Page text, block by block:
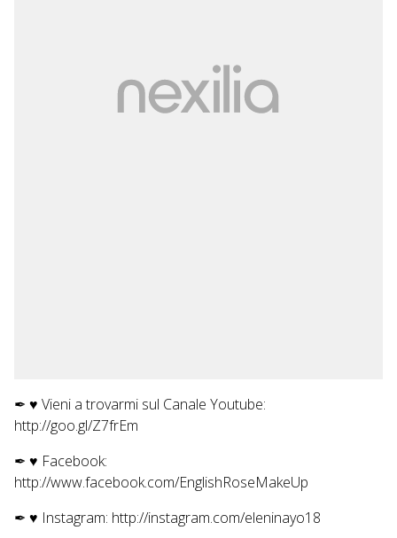
✒ ♥ Vieni a trovarmi sul Canale Youtube:
http://goo.gl/Z7frEm
✒ ♥ Facebook:
http://www.facebook.com/EnglishRoseMakeUp
✒ ♥ Instagram: http://instagram.com/eleninayo18